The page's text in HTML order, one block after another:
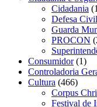
Cidadania
Defesa Civil
Guarda
PROCON
Consumidor(1)
Controladoria
Cultura (466)
Corpus
Festival de